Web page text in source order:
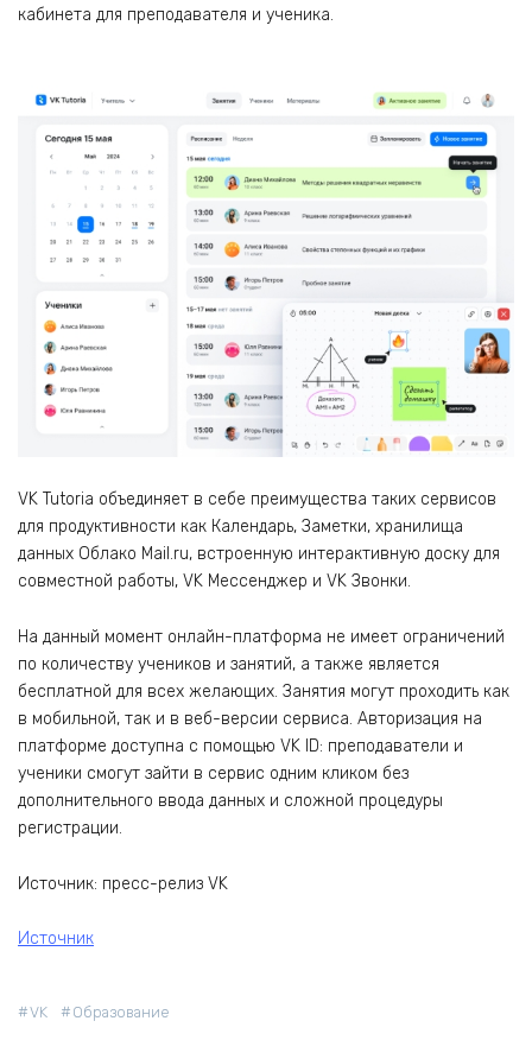
кабинета для преподавателя и ученика.
VK Tutoria объединяет в себе преимущества таких сервисов
для продуктивности как Календарь, Заметки, хранилища
данных Облако Mail.ru, встроенную интерактивную доску для
совместной работы, VK Мессенджер и VK Звонки.
На данный момент онлайн-платформа не имеет ограничений
по количеству учеников и занятий, а также является
бесплатной для всех желающих. Занятия могут проходить как
в мобильной, так и в веб-версии сервиса. Авторизация на
платформе доступна с помощью VK ID: преподаватели и
ученики смогут зайти в сервис одним кликом без
дополнительного ввода данных и сложной процедуры
регистрации.
Источник: пресс-релиз VK
Источник
VK Образование